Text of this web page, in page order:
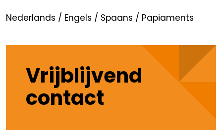
Nederlands / Engels / Spaans / Papiaments
Vrijblijvend
contact